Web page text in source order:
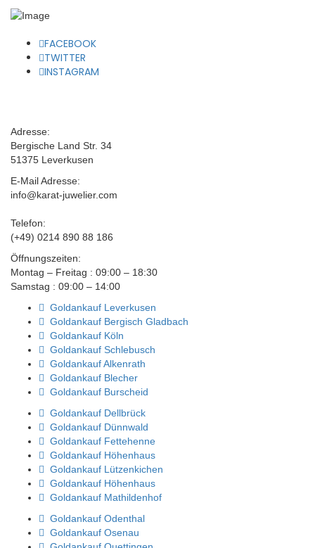
FACEBOOK
TWITTER
INSTAGRAM
Adresse:
Bergische Land Str. 34
51375 Leverkusen
E-Mail Adresse:
info@karat-juwelier.com
Telefon:
(+49) 0214 890 88 186
Öffnungszeiten:
Montag – Freitag : 09:00 – 18:30
Samstag : 09:00 – 14:00
Goldankauf Leverkusen
Goldankauf Bergisch Gladbach
Goldankauf Köln
Goldankauf Schlebusch
Goldankauf Alkenrath
Goldankauf Blecher
Goldankauf Burscheid
Goldankauf Dellbrück
Goldankauf Dünnwald
Goldankauf Fettehenne
Goldankauf Höhenhaus
Goldankauf Lützenkichen
Goldankauf Höhenhaus
Goldankauf Mathildenhof
Goldankauf Odenthal
Goldankauf Osenau